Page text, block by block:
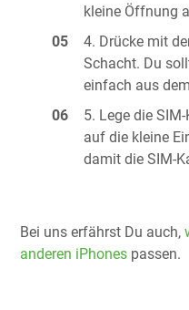
kleine Öffnung
Drücke mit
Schacht. Du
einfach aus
Lege die
auf die kleine
damit die SIM-
Bei uns erfährst Du auch,
anderen iPhones passen.